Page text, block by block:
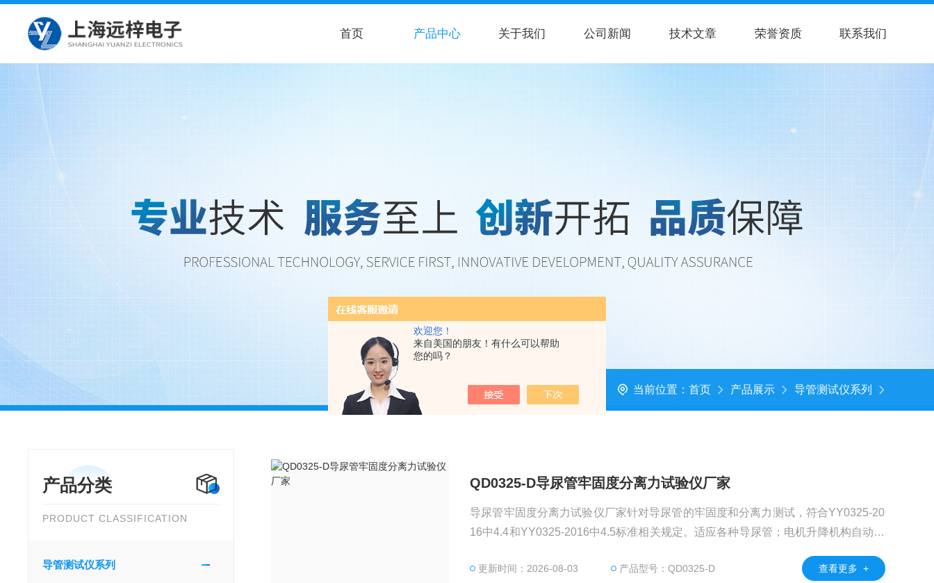
欢迎您！
来自美国的朋友！有什么可以帮助
您的吗？
首页 产品中心 关于我们 公司新闻 技术文章 荣誉资质 联系我们
当前位置： 首页 产品展示 导管测试仪系列
产品分类
PRODUCT CLASSIFICATION
导管测试仪系列
QD0325-D导尿管牢固度分离力试验仪厂家
导尿管牢固度分离力试验仪厂家针对导尿管的牢固度和分离力测试，符合YY0325-20
16中4.4和YY0325-2016中4.5标准相关规定。适应各种导尿管；电机升降机构自动控
更新时间：2026-08-03 产品型号：QD0325-D 查看更多 +